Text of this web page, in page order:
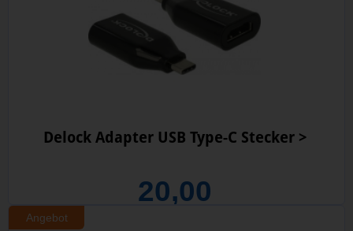
Delock Adapter USB Type-C Stecker >
20,00
Angebot